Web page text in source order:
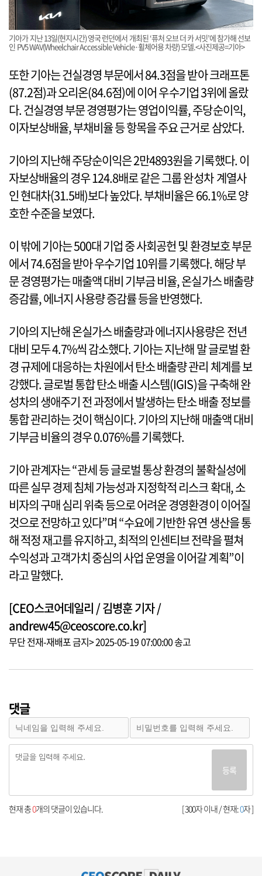
기아가 지난 13일(현지시간) 영국 런던에서 개최된 ‘퓨처 오브 더 카 서밋’에 참가해 선보
인 PV5 WAV(Wheelchair Accessible Vehicle·휠체어용 차량) 모델.<사진제공=기아>
또한 기아는 건실경영 부문에서 84.3점을 받아 크래프톤
(87.2점)과 오리온(84.6점)에 이어 우수기업 3위에 올랐
다. 건실경영 부문 경영평가는 영업이익률, 주당순이익,
이자보상배율, 부채비율 등 항목을 주요 근거로 삼았다.
기아의 지난해 주당순이익은 2만4893원을 기록했다. 이
자보상배율의 경우 124.8배로 같은 그룹 완성차 계열사
인 현대차(31.5배)보다 높았다. 부채비율은 66.1%로 양
호한 수준을 보였다.
이 밖에 기아는 500대 기업 중 사회공헌 및 환경보호 부문
에서 74.6점을 받아 우수기업 10위를 기록했다. 해당 부
문 경영평가는 매출액 대비 기부금 비율, 온실가스 배출량
증감률, 에너지 사용량 증감률 등을 반영했다.
기아의 지난해 온실가스 배출량과 에너지사용량은 전년
대비 모두 4.7%씩 감소했다. 기아는 지난해 말 글로벌 환
경 규제에 대응하는 차원에서 탄소 배출량 관리 체계를 보
강했다. 글로벌 통합 탄소 배출 시스템(IGIS)을 구축해 완
성차의 생애주기 전 과정에서 발생하는 탄소 배출 정보를
통합 관리하는 것이 핵심이다. 기아의 지난해 매출액 대비
기부금 비율의 경우 0.076%를 기록했다.
기아 관계자는 “관세 등 글로벌 통상 환경의 불확실성에
따른 실무 경제 침체 가능성과 지정학적 리스크 확대, 소
비자의 구매 심리 위축 등으로 어려운 경영환경이 이어질
것으로 전망하고 있다”며 “수요에 기반한 유연 생산을 통
해 적정 재고를 유지하고, 최적의 인센티브 전략을 펼쳐
수익성과 고객가치 중심의 사업 운영을 이어갈 계획”이
라고 말했다.
[CEO스코어데일리 / 김병훈 기자 /
andrew45@ceoscore.co.kr]
무단 전재-재배포 금지> 2025-05-19 07:00:00 송고
댓글
등록
[ 300자 이내 / 현재:0자 ]
현재 총0개의 댓글이 있습니다.